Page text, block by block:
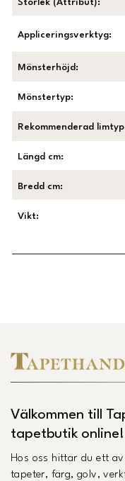
Storlek (Attribut):
Appliceringsverktyg:
Mönsterhöjd :
Mönstertyp:
Rekommenderad limtyp
Längd cm:
Bredd cm:
Vikt:
Välkommen till
tapetbutik online!
Hos oss hittar du ett
tapeter, färg, golv,